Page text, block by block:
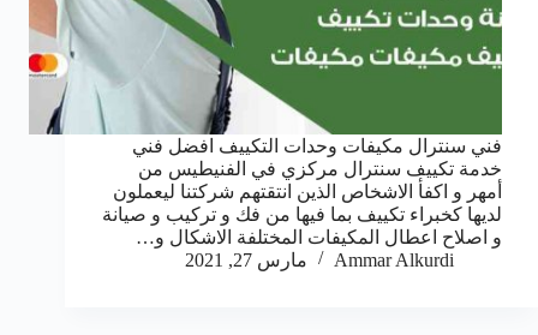
فني سنترال مكيفات وحدات التكييف افضل فني
خدمة تكييف سنترال مركزي في الفنيطيس من
أمهر و اكفأ الاشخاص الذين انتقتهم شركتنا ليعملون
لديها كخبراء تكييف بما فيها من فك و تركيب و صيانة
و اصلاح اعطال المكيفات المختلفة الاشكال و…
Ammar Alkurdi
مارس 27, 2021